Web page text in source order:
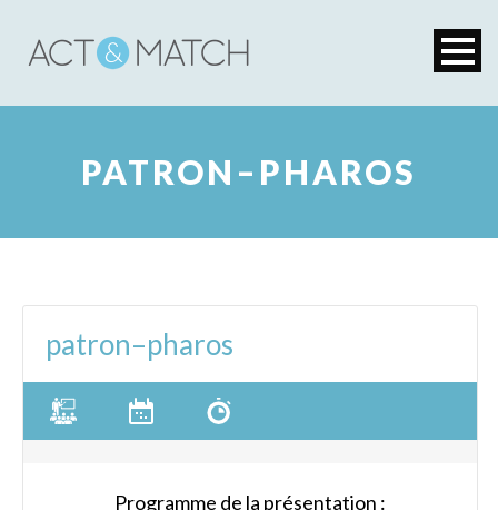
PATRON–PHAROS
patron–pharos
Programme de la présentation :